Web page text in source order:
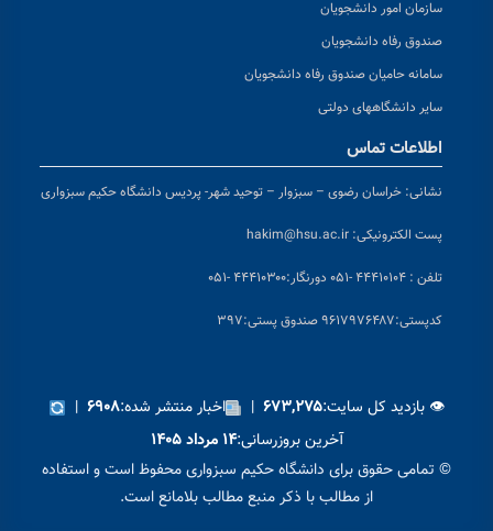
سازمان امور دانشجویان
صندوق رفاه دانشجویان
سامانه حامیان صندوق رفاه دانشجویان
سایر دانشگاههای دولتی
اطلاعات تماس
نشانی: خراسان رضوی – سبزوار – توحید شهر- پردیس دانشگاه حکیم سبزواری
پست الکترونیکی: hakim@hsu.ac.ir
تلفن : ۴۴۴۱۰۱۰۴ -۰۵۱ دورنگار:۴۴۴۱۰۳۰۰ -۰۵۱
کدپستی:۹۶۱۷۹۷۶۴۸۷ صندوق پستی:۳۹۷
👁 بازدید کل سایت:۶۷۳,۲۷۵ | اخبار منتشر شده:۶۹۰۸ |
آخرین بروزرسانی:۱۴ مرداد ۱۴۰۵
© تمامی حقوق برای دانشگاه حکیم سبزواری محفوظ است و استفاده
از مطالب با ذکر منبع مطالب بلامانع است.